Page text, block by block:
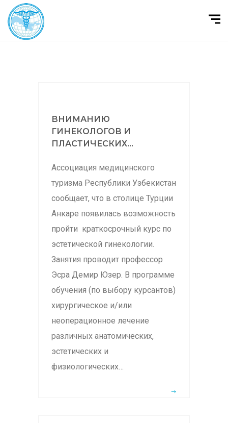
ВНИМАНИЮ
ГИНЕКОЛОГОВ И
ПЛАСТИЧЕСКИХ...
Ассоциация медицинского
туризма Республики Узбекистан
сообщает, что в столице Турции
Анкаре появилась возможность
пройти краткосрочный курс по
эстетической гинекологии.
Занятия проводит профессор
Эсра Демир Юзер. В программе
обучения (по выбору курсантов)
хирургическое и/или
неоперационное лечение
различных анатомических,
эстетических и
физиологических…